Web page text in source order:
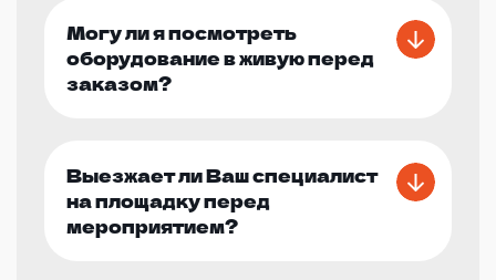
Могу ли я посмотреть
оборудование в живую перед
заказом?
Выезжает ли Ваш специалист
на площадку перед
мероприятием?